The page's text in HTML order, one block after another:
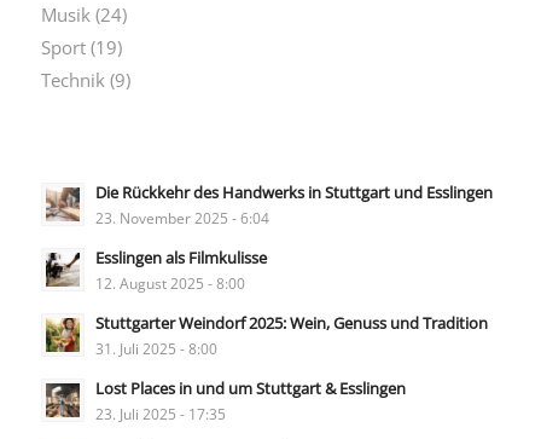
Musik (24)
Sport(19)
Technik (9)
Die Rückkehr des Handwerks in Stuttgart und Esslingen
23. November 2025 - 6:04
Esslingen als Filmkulisse
12. August 2025 - 8:00
Stuttgarter Weindorf 2025: Wein, Genuss und Tradition
31. Juli 2025 - 8:00
Lost Places in und um Stuttgart & Esslingen
23. Juli 2025 - 17:35